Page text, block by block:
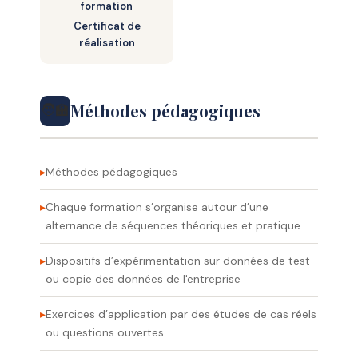
placement, modifications)
formation
Certificat de
réalisation
🧑‍🏫Méthodes pédagogiques
Méthodes pédagogiques
Chaque formation s’organise autour d’une
alternance de séquences théoriques et pratique
Dispositifs d’expérimentation sur données de test
ou copie des données de l'entreprise
Exercices d’application par des études de cas réels
ou questions ouvertes